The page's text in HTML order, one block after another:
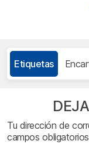
Etiquetas
Tu dirección de
campos